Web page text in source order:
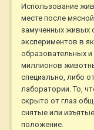
Использование
месте после
замученных живых
экспериментов в
образовательных
миллионов
специально, либо
лаборатории. То,
скрыто от глаз
снятые или
положение.